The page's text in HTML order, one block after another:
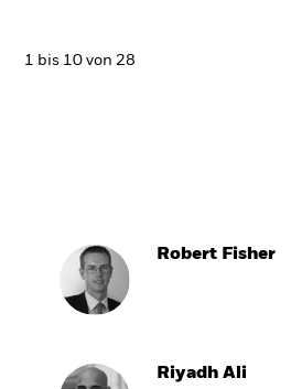
1 bis 10 von 28
Robert Fisher
Riyadh Ali